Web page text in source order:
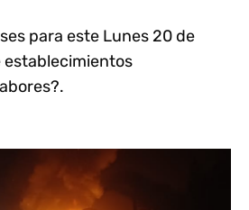
para este Lunes 20 de
establecimientos